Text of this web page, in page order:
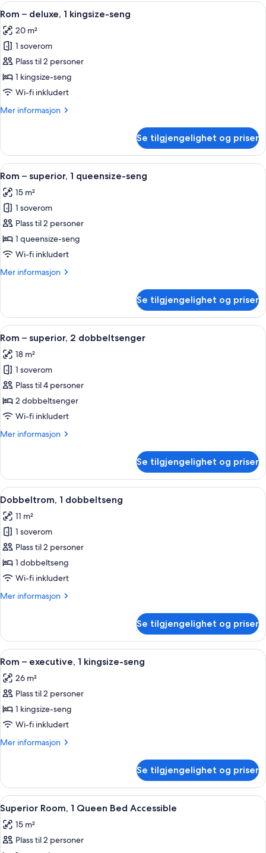
Åpne
alle
bildene
av
Rom
–
deluxe,
kingsize-
Rom – deluxe, 1 kingsize-seng |
6
Rom – deluxe, 1 kingsize-seng
20 m²
1 soverom
Plass til 2 personer
1 kingsize-seng
Wi-fi inkludert
Mer informasjon
Mer
–
deluxe,
1
seng
Se tilgjengelighet og priser
Åpne
alle
bildene
av
Rom
–
superior,
queensize-
Sengetøy i egyptisk bomull,
5
Rom – superior, 1 queensize-seng
15 m²
1 soverom
Plass til 2 personer
1 queensize-seng
Wi-fi inkludert
Mer informasjon
Mer
–
superior,
1
queensize-
seng
Se tilgjengelighet og priser
Åpne
alle
bildene
av
Rom
–
superior,
dobbeltsenger
Rom – superior, 2 dobbeltsenger |
5
Rom – superior, 2 dobbeltsenger
18 m²
1 soverom
Plass til 4 personer
2 dobbeltsenger
Wi-fi inkludert
Mer informasjon
Mer
–
superior,
2
Se tilgjengelighet og priser
Åpne
alle
bildene
av
Dobbeltrom,
1
dobbeltseng
Sengetøy i egyptisk bomull,
5
Dobbeltrom, 1 dobbeltseng
11 m²
1 soverom
Plass til 2 personer
1 dobbeltseng
Wi-fi inkludert
Mer informasjon
Mer
1
dobbeltseng
Se tilgjengelighet og priser
Åpne
alle
bildene
av
Rom
–
executive,
seng
Rom – executive, 1 kingsize-seng |
5
Rom – executive, 1 kingsize-seng
26 m²
Plass til 2 personer
1 kingsize-seng
Wi-fi inkludert
Mer informasjon
Mer
–
executive,
1
kingsize-
seng
Se tilgjengelighet og priser
Åpne
alle
bildene
av
Sengetøy i egyptisk bomull,
5
Superior Room, 1 Queen Bed Accessible
15 m²
Plass til 2 personer